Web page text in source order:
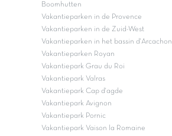
Boomhutten
Vakantieparken in de Provence
Vakantieparken in de Zuid-West
Vakantieparken in het bassin d'Arcachon
Vakantieparken Royan
Vakantiepark Grau du Roi
Vakantiepark Valras
Vakantiepark Cap d'agde
Vakantiepark Avignon
Vakantiepark Pornic
Vakantiepark Vaison la Romaine